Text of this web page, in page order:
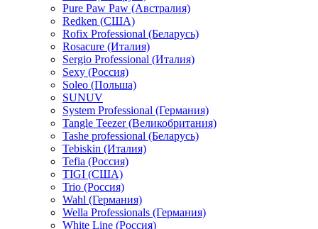
Pure Paw Paw (Австралия)
Redken (США)
Rofix Professional (Беларусь)
Rosacure (Италия)
Sergio Professional (Италия)
Sexy (Россия)
Soleo (Польша)
SUNUV
System Professional (Германия)
Tangle Teezer (Великобритания)
Tashe professional (Беларусь)
Tebiskin (Италия)
Tefia (Россия)
TIGI (США)
Trio (Россия)
Wahl (Германия)
Wella Professionals (Германия)
White Line (Россия)